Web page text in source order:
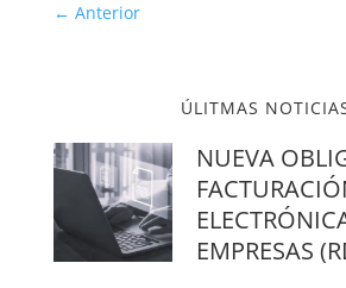
← Anterior
ÚLITMAS
NUEVA
EMPRESAS